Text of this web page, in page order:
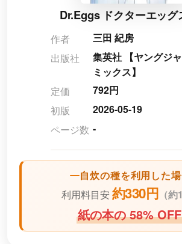
Dr.Eggs ドクターエッグ
作者
三田 紀房
出版社
集英社 【ヤングジ
ミックス】
定価
792円
初版
2026-05-19
ページ数 -
自炊の種を利用した
利用料目安 約330円 （約
紙の本の 58%